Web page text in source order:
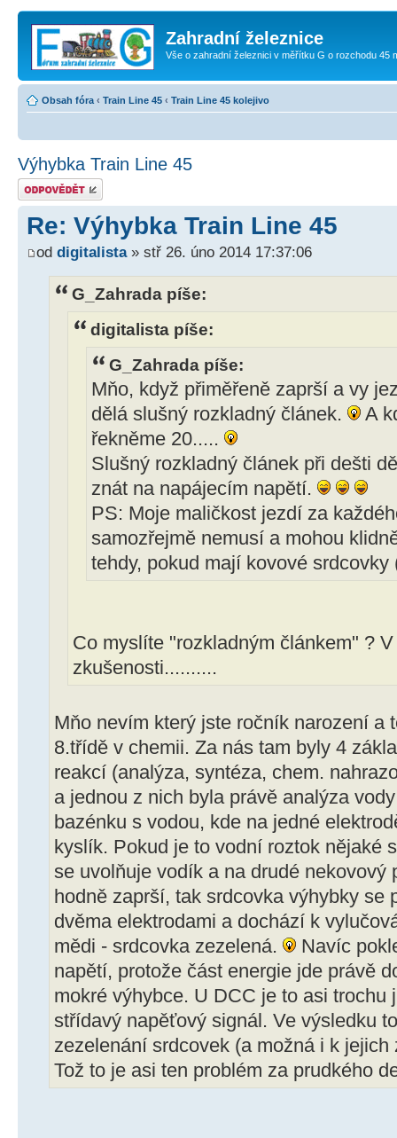
Zahradní železnice
Vše o zahradní železnici v měřítku G o rozchodu 45
Obsah fóra ‹ Train Line 45 ‹ Train Line 45 kolejivo
Výhybka Train Line 45
Odeslat odpověď
Re: Výhybka Train Line 45
od digitalista» stř 26. úno 2014 17:37:06
G_Zahrada píše:
digitalista píše:
G_Zahrada píše:
Mňo, když přiměřeně zaprší a vy
dělá slušný rozkladný článek.
A
řekněme 20.....
Slušný rozkladný článek při dešti
znát na napájecím napětí.
PS: Moje maličkost jezdí za
samozřejmě nemusí a mohou
tehdy, pokud mají kovové srdcovky
Co myslíte "rozkladným článkem" ?
zkušenosti..........
Mňo nevím který jste ročník narození a
8.třídě v chemii. Za nás tam byly 4
reakcí (analýza, syntéza, chem.
a jednou z nich byla právě analýza
bazénku s vodou, kde na jedné
kyslík. Pokud je to vodní roztok nějaké
se uvolňuje vodík a na drudé nekovový
hodně zaprší, tak srdcovka výhybky se
dvěma elektrodami a dochází k
mědi - srdcovka zezelená.
Navíc
napětí, protože část energie jde právě
mokré výhybce. U DCC je to asi trochu
střídavý napěťový signál. Ve výsledku
zezelenání srdcovek (a možná i k
Tož to je asi ten problém za prudkého